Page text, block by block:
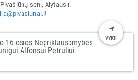
sen., Alytaus r.
16-osios Nepriklausomybės
Alfonsui Petruliui
VYKTI